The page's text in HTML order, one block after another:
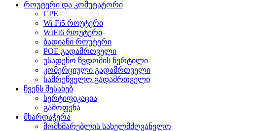
როუტერი და კომუტატორი
CPE
Wi-Fi5 როუტერი
WIFI6 როუტერი
ბადიანი როუტერი
POE გადამრთველი
უსადენო წვდომის წერტილი
კომერციული გადამრთველი
სამრეწველო გადამრთველი
ჩვენს შესახებ
სერტიფიკაცია
გამოფენა
მხარდაჭერა
მომხმარებლის სახელმძღვანელო